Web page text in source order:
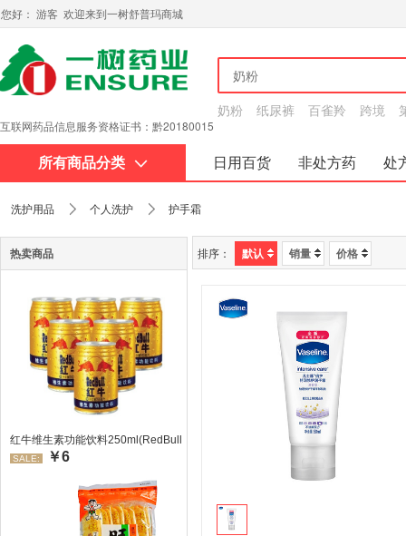
您好： 游客 欢迎来到一树舒普玛商城
互联网药品信息服务资格证书：黔20180015
奶粉 纸尿裤 百雀羚 跨境
所有商品分类 日用百货 非处方药
处
洗护用品 个人洗护 护手霜
热卖商品
红牛维生素功能饮料250ml(RedBull/红牛)
SALE: ￥6
排序： 默认 销量 价格